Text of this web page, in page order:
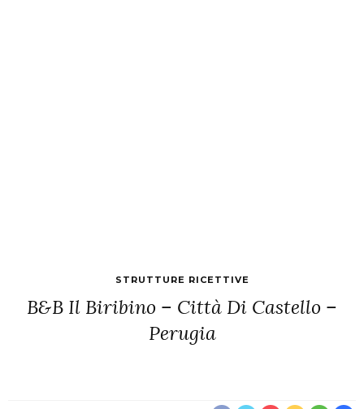
STRUTTURE RICETTIVE
B&B Il Biribino – Città Di Castello –
Perugia